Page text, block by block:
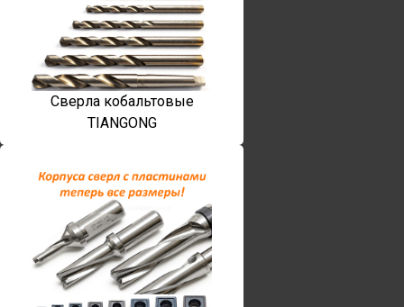
Сверла кобальтовые
TIANGONG